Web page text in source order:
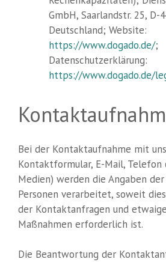
GmbH, Saarlandstr. 25,
Deutschland; Website:
https://www.dogado.de/;
Datenschutzerklärung:
https://www.dogado.de/
Bei der Kontaktaufnahme mit
Kontaktformular, E-Mail, Telefon
Medien) werden die Angaben
Personen verarbeitet, soweit
der Kontaktanfragen und
Maßnahmen erforderlich ist.
Die Beantwortung der